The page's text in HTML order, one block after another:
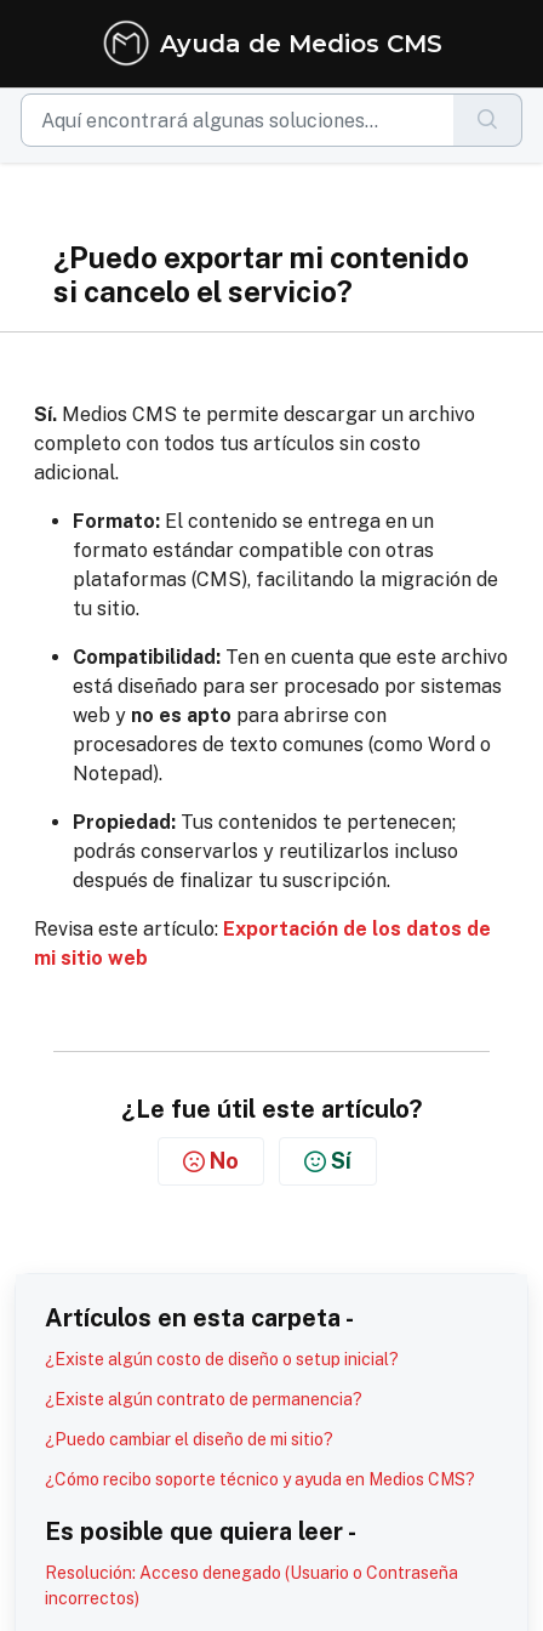
Ayuda de Medios CMS
¿Puedo exportar mi contenido
si cancelo el servicio?
Sí. Medios CMS te permite descargar un archivo
completo con todos tus artículos sin costo
adicional.
Formato: El contenido se entrega en un
formato estándar compatible con otras
plataformas (CMS), facilitando la migración de
tu sitio.
Compatibilidad: Ten en cuenta que este archivo
está diseñado para ser procesado por sistemas
web y no es apto para abrirse con
procesadores de texto comunes (como Word o
Notepad).
Propiedad: Tus contenidos te pertenecen;
podrás conservarlos y reutilizarlos incluso
después de finalizar tu suscripción.
Revisa este artículo: Exportación de los datos de
mi sitio web
¿Le fue útil este artículo?
No Sí
Artículos en esta carpeta -
¿Existe algún costo de diseño o setup inicial?
¿Existe algún contrato de permanencia?
¿Puedo cambiar el diseño de mi sitio?
¿Cómo recibo soporte técnico y ayuda en Medios CMS?
Es posible que quiera leer -
Resolución: Acceso denegado (Usuario o Contraseña
incorrectos)